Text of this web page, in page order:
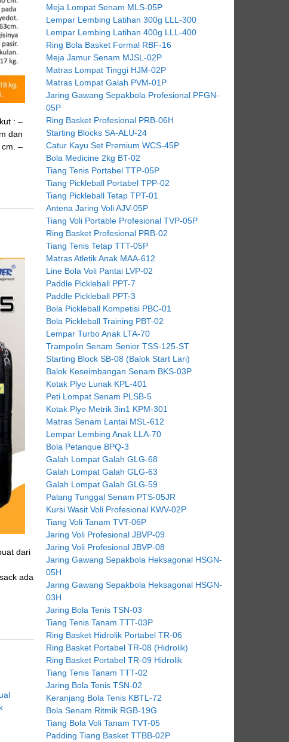
: –
dan
cm. –
dari
ada
Meja Lompat Senam MLS-05P
Lempar Lembing Latihan 300g LLL-300
Lempar Lembing Latihan 400g LLL-400
Ring Bola Basket Formal RBF-16
Meja Jamur Senam MJSL-02P
Matras Lompat Tinggi HJM-02P
Matras Lompat Galah PVM-01P
Jaring Gawang Sepakbola Profesional PFGN-
05P
Ring Basket Profesional PRB-06H
Starting Blocks SA-ALU-24
Catur Kayu Set Premium WCS-45P
Bola Medicine 2kg BT-02
Tiang Tenis Portabel TTP-05P
Tiang Pickleball Portabel TPP-02
Tiang Pickleball Tetap TPT-01
Antena Jaring Voli AJV-05P
Tiang Voli Portable Profesional TVP-05P
Ring Basket Profesional PRB-02
Tiang Tenis Tetap TTT-05P
Matras Atletik Anak MAA-612
Line Bola Voli Pantai LVP-02
Paddle Pickleball PPT-7
Paddle Pickleball PPT-3
Bola Pickleball Kompetisi PBC-01
Bola Pickleball Training PBT-02
Lempar Turbo Anak LTA-70
Trampolin Senam Senior TSS-125-ST
Starting Block SB-08 (Balok Start Lari)
Balok Keseimbangan Senam BKS-03P
Kotak Plyo Lunak KPL-401
Peti Lompat Senam PLSB-5
Kotak Plyo Metrik 3in1 KPM-301
Matras Senam Lantai MSL-612
Lempar Lembing Anak LLA-70
Bola Petanque BPQ-3
Galah Lompat Galah GLG-68
Galah Lompat Galah GLG-63
Galah Lompat Galah GLG-59
Palang Tunggal Senam PTS-05JR
Kursi Wasit Voli Profesional KWV-02P
Tiang Voli Tanam TVT-06P
Jaring Voli Profesional JBVP-09
Jaring Voli Profesional JBVP-08
Jaring Gawang Sepakbola Heksagonal HSGN-
05H
Jaring Gawang Sepakbola Heksagonal HSGN-
03H
Jaring Bola Tenis TSN-03
Tiang Tenis Tanam TTT-03P
Ring Basket Hidrolik Portabel TR-06
Ring Basket Portabel TR-08 (Hidrolik)
Ring Basket Portabel TR-09 Hidrolik
Tiang Tenis Tanam TTT-02
Jaring Bola Tenis TSN-02
Keranjang Bola Tenis KBTL-72
Bola Senam Ritmik RGB-19G
Tiang Bola Voli Tanam TVT-05
Padding Tiang Basket TTBB-02P